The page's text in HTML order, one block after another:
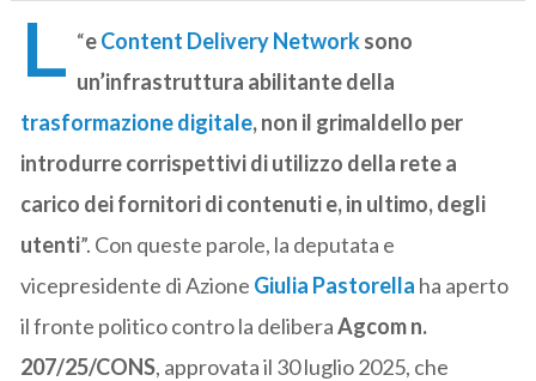
“
L eContent Delivery Networksono
un’infrastruttura abilitante della
trasformazione digitale, non il grimaldello per
introdurre corrispettivi di utilizzo della rete a
carico dei fornitori di contenuti e, in ultimo, degli
utenti”. Con queste parole, la deputata e
vicepresidente di Azione Giulia Pastorella ha aperto
il fronte politico contro la deliberaAgcom n.
207/25/CONS, approvata il 30 luglio 2025, che